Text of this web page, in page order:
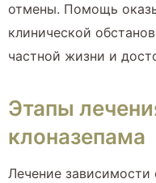
отмены. Помощь
клинической
частной жизни и
Этапы
клоназепама
Лечение зависимости